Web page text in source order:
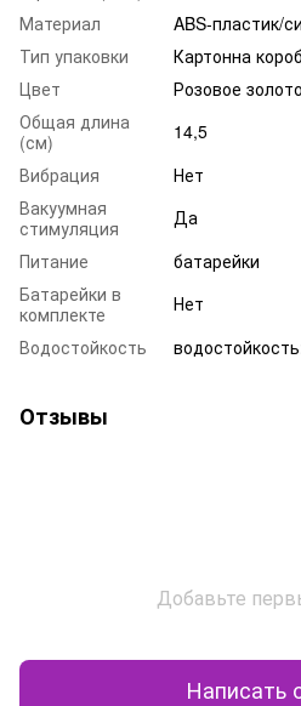
Материал
ABS-пластик/
Тип упаковки
Картонна
Цвет
Розовое золото
Общая длина
(см)
14,5
Вибрация
Нет
Вакуумная
стимуляция
Да
Питание
батарейки
Батарейки в
комплекте
Нет
Водостойкость
Отзывы
Добавьте
Написать